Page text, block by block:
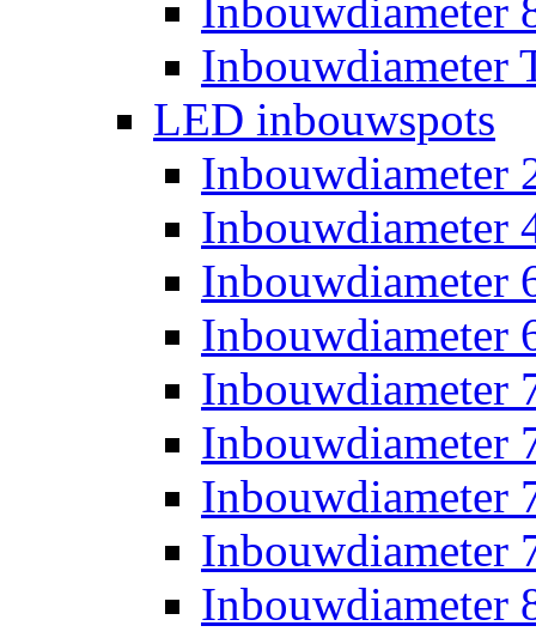
Inbouwdiameter
Inbouwdiameter
LED inbouwspots
Inbouwdiameter
Inbouwdiameter
Inbouwdiameter
Inbouwdiameter
Inbouwdiameter
Inbouwdiameter
Inbouwdiameter
Inbouwdiameter
Inbouwdiameter